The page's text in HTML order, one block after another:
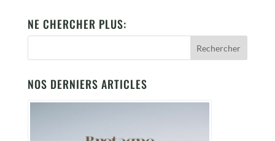
NE CHERCHER PLUS:
NOS DERNIERS ARTICLES